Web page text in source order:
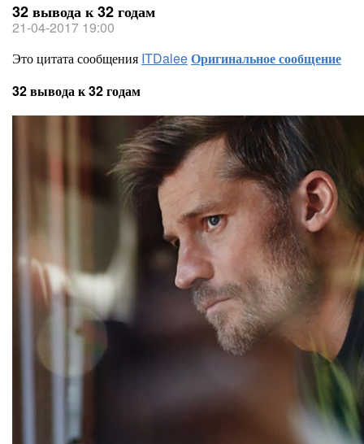
32 вывода к 32 годам
21-04-2017 19:00
Это цитата сообщения ITDaleeОригинальное сообщение
32 вывода к 32 годам